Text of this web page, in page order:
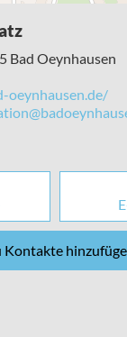
Bad Oeynhausen
oeynhausen.de/
Kontakte